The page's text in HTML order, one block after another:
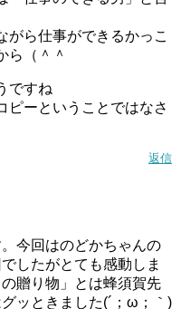
がら仕事ができるかっこ
ら（＾＾
ですね
ピーということではなさ
返信
今回はのどかちゃんの
したがとても感動しま
贈り物」とは蜂須賀先
ッときました(´；ω；｀)